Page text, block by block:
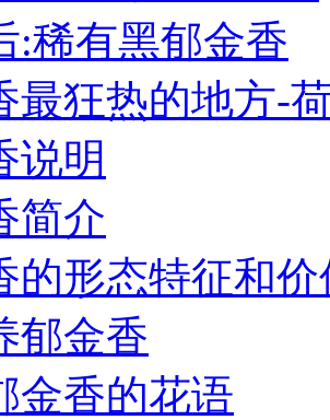
:稀有黑郁金香
最狂热的地方-
说明
简介
的形态特征和价
郁金香
金香的花语